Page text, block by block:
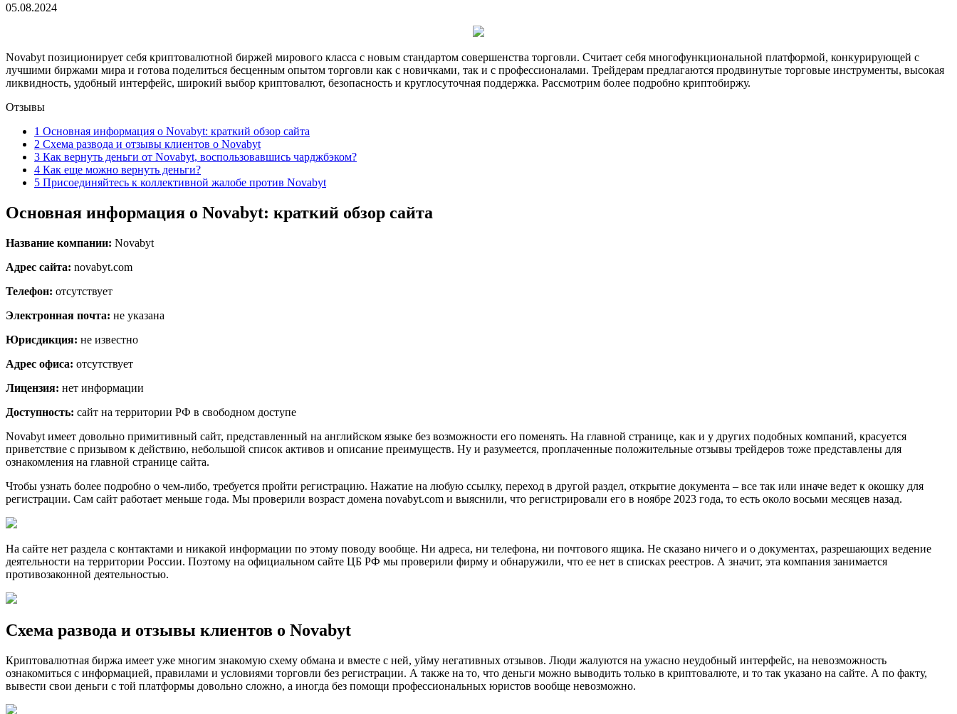
05.08.2024
Novabyt позиционирует себя криптовалютной биржей мирового класса с новым стандартом совершенства торговли. Считает себя многофункциональной платформой, конкурирующей с
лучшими биржами мира и готова поделиться бесценным опытом торговли как с новичками, так и с профессионалами. Трейдерам предлагаются продвинутые торговые инструменты, высокая
ликвидность, удобный интерфейс, широкий выбор криптовалют, безопасность и круглосуточная поддержка. Рассмотрим более подробно криптобиржу.
Отзывы
1 Основная информация о Novabyt: краткий обзор сайта
2 Схема развода и отзывы клиентов о Novabyt
3 Как вернуть деньги от Novabyt, воспользовавшись чарджбэком?
4 Как еще можно вернуть деньги?
5 Присоединяйтесь к коллективной жалобе против Novabyt
Основная информация о Novabyt: краткий обзор сайта
Название компании: Novabyt
Адрес сайта: novabyt.com
Телефон: отсутствует
Электронная почта: не указана
Юрисдикция: не известно
Адрес офиса: отсутствует
Лицензия: нет информации
Доступность: сайт на территории РФ в свободном доступе
Novabyt имеет довольно примитивный сайт, представленный на английском языке без возможности его поменять. На главной странице, как и у других подобных компаний, красуется
приветствие с призывом к действию, небольшой список активов и описание преимуществ. Ну и разумеется, проплаченные положительные отзывы трейдеров тоже представлены для
ознакомления на главной странице сайта.
Чтобы узнать более подробно о чем-либо, требуется пройти регистрацию. Нажатие на любую ссылку, переход в другой раздел, открытие документа – все так или иначе ведет к окошку для
регистрации. Сам сайт работает меньше года. Мы проверили возраст домена novabyt.com и выяснили, что регистрировали его в ноябре 2023 года, то есть около восьми месяцев назад.
На сайте нет раздела с контактами и никакой информации по этому поводу вообще. Ни адреса, ни телефона, ни почтового ящика. Не сказано ничего и о документах, разрешающих ведение
деятельности на территории России. Поэтому на официальном сайте ЦБ РФ мы проверили фирму и обнаружили, что ее нет в списках реестров. А значит, эта компания занимается
противозаконной деятельностью.
Схема развода и отзывы клиентов о Novabyt
Криптовалютная биржа имеет уже многим знакомую схему обмана и вместе с ней, уйму негативных отзывов. Люди жалуются на ужасно неудобный интерфейс, на невозможность
ознакомиться с информацией, правилами и условиями торговли без регистрации. А также на то, что деньги можно выводить только в криптовалюте, и то так указано на сайте. А по факту,
вывести свои деньги с той платформы довольно сложно, а иногда без помощи профессиональных юристов вообще невозможно.